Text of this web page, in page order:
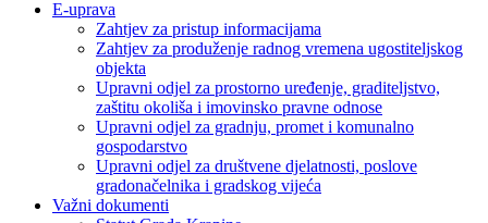
E-uprava
Zahtjev za pristup informacijama
Zahtjev za produženje radnog vremena ugostiteljskog
objekta
Upravni odjel za prostorno uređenje, graditeljstvo,
zaštitu okoliša i imovinsko pravne odnose
Upravni odjel za gradnju, promet i komunalno
gospodarstvo
Upravni odjel za društvene djelatnosti, poslove
gradonačelnika i gradskog vijeća
Važni dokumenti